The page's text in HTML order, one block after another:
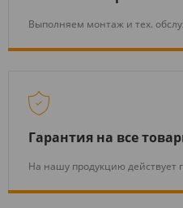
Выполняем монтаж и тех.
Гарантия на все
На нашу продукцию действует